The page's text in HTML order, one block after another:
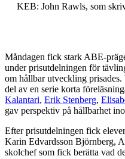
KEB: John Rawls, som
Måndagen fick stark ABE-
under prisutdelningen för
om hållbar utveckling
del av en serie korta
Kalantari, Erik Stenberg,
gav perspektiv på hållbarhet
Efter prisutdelningen fick
Karin Edvardsson Björnberg,
skolchef som fick berätta vad